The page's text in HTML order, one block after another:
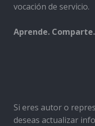
vocación de servicio.
Aprende.
Si eres autor o
deseas actualizar